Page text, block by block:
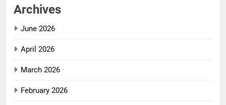
Archives
June 2026
April 2026
March 2026
February 2026